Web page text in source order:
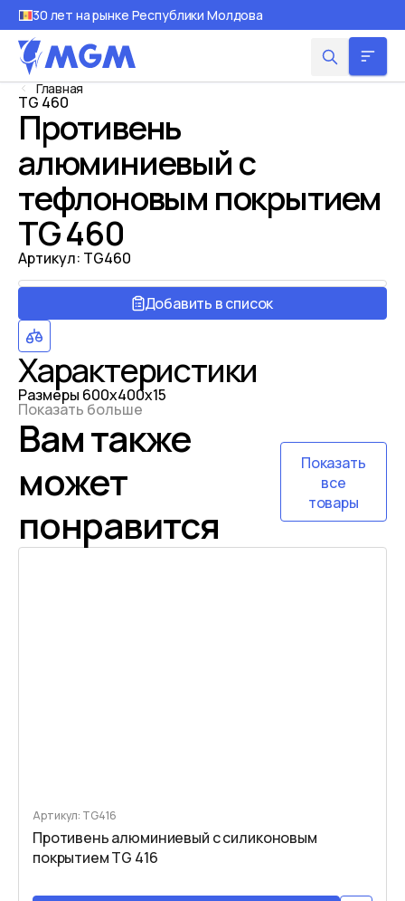
30 лет на рынке Республики Молдова
Главная
TG 460
Противень
алюминиевый c
тефлоновым покрытием
TG 460
Артикул: TG460
Добавить в список
Характеристики
Размеры 600х400х15
Показать больше
Вам также
может
понравится
Показать
все
товары
Артикул: TG416
Противень алюминиевый c силиконовым
покрытием TG 416